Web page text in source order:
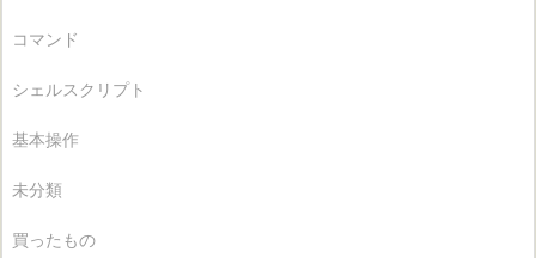
コマンド
シェルスクリプト
基本操作
未分類
買ったもの